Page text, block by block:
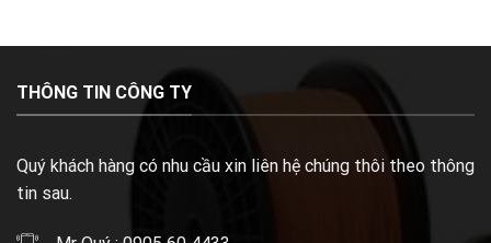
THÔNG TIN CÔNG TY
Quý khách hàng có nhu cầu xin liên hệ chúng thôi theo thông
tin sau.